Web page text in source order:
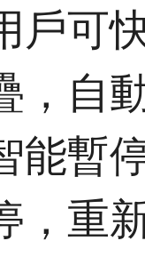
戶可
，自
能暫
，重